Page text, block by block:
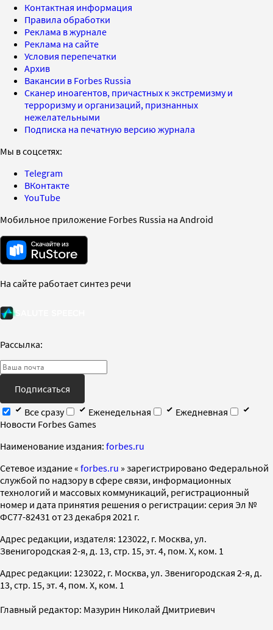
Контактная информация
Правила обработки
Реклама в журнале
Реклама на сайте
Условия перепечатки
Архив
Вакансии в Forbes Russia
Сканер иноагентов, причастных к экстремизму и
терроризму и организаций, признанных
нежелательными
Подписка на печатную версию журнала
Мы в соцсетях:
Telegram
ВКонтакте
YouTube
Мобильное приложение Forbes Russia на Android
На сайте работает синтез речи
Рассылка:
Подписаться
Все сразу
Еженедельная
Ежедневная
Новости Forbes Games
Наименование издания: forbes.ru
Cетевое издание « forbes.ru » зарегистрировано Федеральной
службой по надзору в сфере связи, информационных
технологий и массовых коммуникаций, регистрационный
номер и дата принятия решения о регистрации: серия Эл №
ФС77-82431 от 23 декабря 2021 г.
Адрес редакции, издателя: 123022, г. Москва, ул.
Звенигородская 2-я, д. 13, стр. 15, эт. 4, пом. X, ком. 1
Адрес редакции: 123022, г. Москва, ул. Звенигородская 2-я, д.
13, стр. 15, эт. 4, пом. X, ком. 1
Главный редактор: Мазурин Николай Дмитриевич